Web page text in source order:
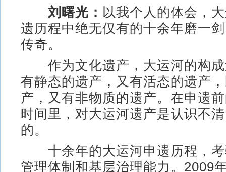
刘曙光： 以我个人的体会，
遗历程中绝无仅有的十余年磨一
传奇。
作为文化遗产，大运河的构成
有静态的遗产，又有活态的遗产
产，又有非物质的遗产。在申遗
时间里，对大运河遗产是认识不
的。
十余年的大运河申遗历程，考
管理体制和基层治理能力。2009